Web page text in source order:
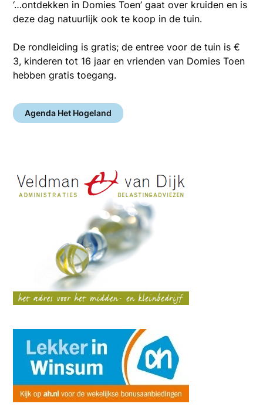
‘…ontdekken in Domies Toen’ gaat over kruiden en is
deze dag natuurlijk ook te koop in de tuin.
De rondleiding is gratis; de entree voor de tuin is €
3, kinderen tot 16 jaar en vrienden van Domies Toen
hebben gratis toegang.
Agenda Het Hogeland